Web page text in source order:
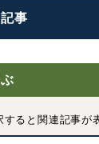
事
的や義務一覧・
や内容、注意点
ると 関連記事が